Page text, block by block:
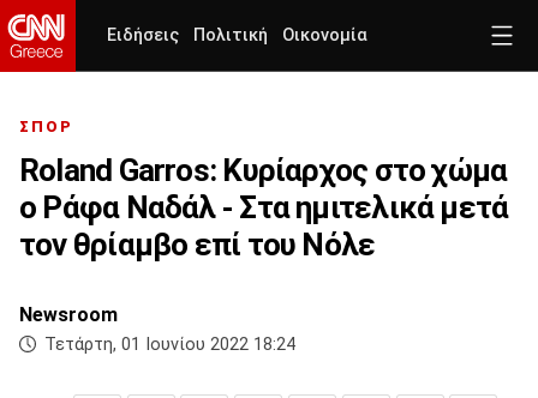
Ειδήσεις Πολιτική Οικονομία
ΣΠΟΡ
Roland Garros: Κυρίαρχος στο χώμα
ο Ράφα Ναδάλ - Στα ημιτελικά μετά
τον θρίαμβο επί του Νόλε
Newsroom
Τετάρτη, 01 Ιουνίου 2022 18:24